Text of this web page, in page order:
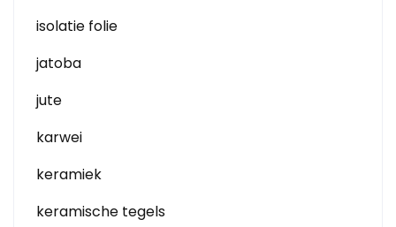
isolatie folie
jatoba
jute
karwei
keramiek
keramische tegels